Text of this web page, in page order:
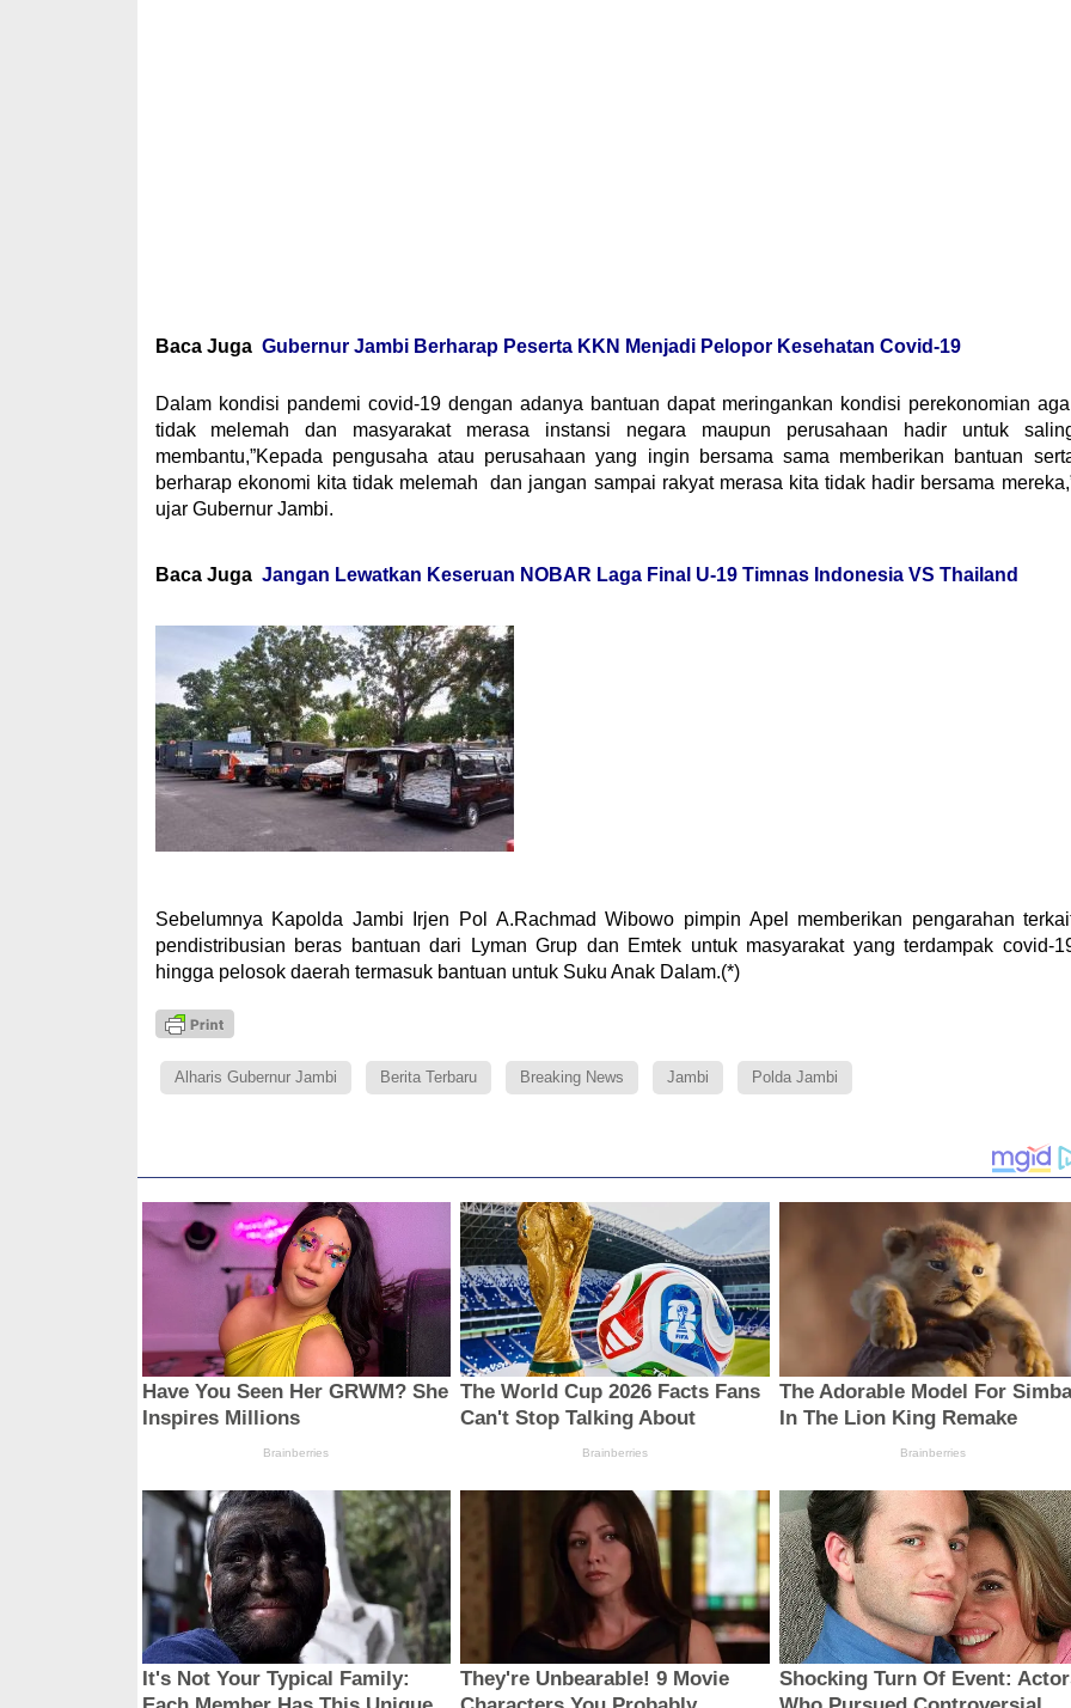
Baca Juga Gubernur Jambi Berharap Peserta KKN Menjadi Pelopor Kesehatan Covid-19
Dalam kondisi pandemi covid-19 dengan adanya bantuan dapat meringankan kondisi perekonomian
tidak melemah dan masyarakat merasa instansi negara maupun perusahaan hadir untuk
membantu,”Kepada pengusaha atau perusahaan yang ingin bersama sama memberikan bantuan
berharap ekonomi kita tidak melemah dan jangan sampai rakyat merasa kita tidak hadir bersama
ujar Gubernur Jambi.
Baca Juga Jangan Lewatkan Keseruan NOBAR Laga Final U-19 Timnas Indonesia VS Thailand
Sebelumnya Kapolda Jambi Irjen Pol A.Rachmad Wibowo pimpin Apel memberikan pengarahan
pendistribusian beras bantuan dari Lyman Grup dan Emtek untuk masyarakat yang terdampak covid-
hingga pelosok daerah termasuk bantuan untuk Suku Anak Dalam.(*)
Alharis Gubernur Jambi Berita Terbaru Breaking News Jambi Polda Jambi